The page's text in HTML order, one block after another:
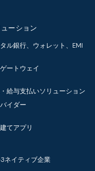
ューション
ル銀行、ウォレット、EMI
ートウェイ
給与支払いソリューション
イダー
てアプリ
ネイティブ企業